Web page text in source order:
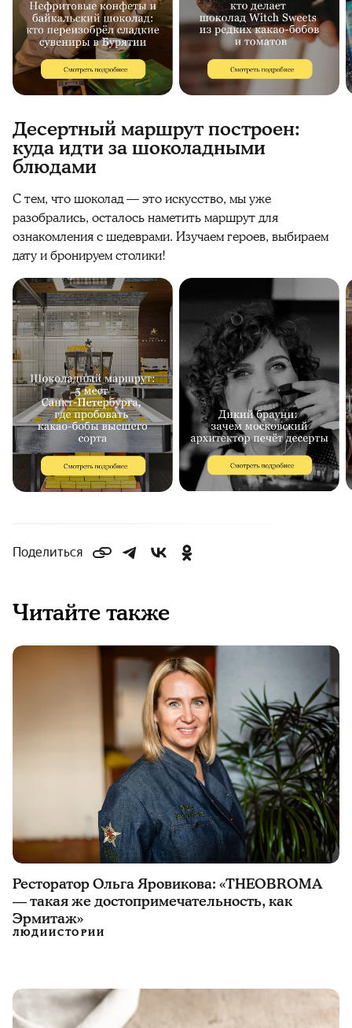
Десертный маршрут построен:
куда идти за шоколадными
блюдами
С тем, что шоколад — это искусство, мы уже
разобрались, осталось наметить маршрут для
ознакомления с шедеврами. Изучаем героев, выбираем
дату и бронируем столики!
Поделиться
Читайте также
Ресторатор Ольга Яровикова: «THEOBROMA
— такая же достопримечательность, как
Эрмитаж»
ЛЮДИИСТОРИИ